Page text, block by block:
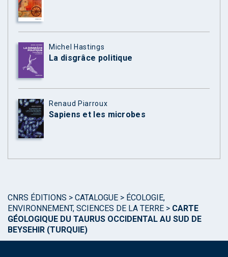
Michel Hastings
La disgrâce politique
Renaud Piarroux
Sapiens et les microbes
CNRS ÉDITIONS > CATALOGUE > ÉCOLOGIE,
ENVIRONNEMENT, SCIENCES DE LA TERRE > CARTE
GÉOLOGIQUE DU TAURUS OCCIDENTAL AU SUD DE
BEYSEHIR (TURQUIE)